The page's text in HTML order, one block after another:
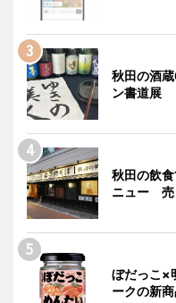
秋田の酒
ン書道展
秋田の飲
ニュー 売
ぼだっこ×
ークの新